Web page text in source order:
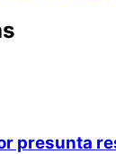
presunta